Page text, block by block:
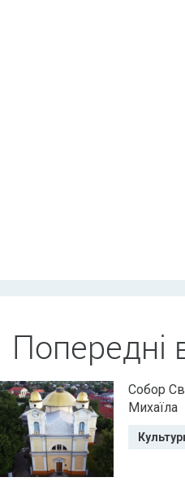
Попередні
Собор
Михаїла